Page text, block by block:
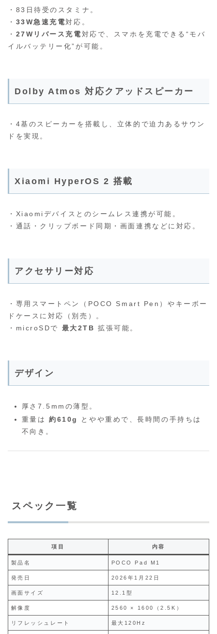
・83日待受のスタミナ。
・ 33W急速充電対応。
・ 27Wリバース充電対応で、スマホを充電できる“モバ
イルバッテリー化”が可能。
Dolby Atmos 対応クアッドスピーカー
・4基のスピーカーを搭載し、立体的で迫力あるサウン
ドを実現。
Xiaomi HyperOS 2 搭載
・Xiaomiデバイスとのシームレス連携が可能。
・通話・クリップボード同期・画面連携などに対応。
アクセサリー対応
・専用スマートペン（POCO Smart Pen）やキーボー
ドケースに対応（別売）。
・microSDで 最大2TB 拡張可能。
デザイン
厚さ7.5mmの薄型。
重量は約610g
とやや重めで、長時間の手持ちは
不向き。
スペック一覧
項目 内容
製品名 POCO Pad M1
発売日 2026年1月22日
画面サイズ 12.1型
解像度 2560 × 1600（2.5K）
リフレッシュレート 最大120Hz